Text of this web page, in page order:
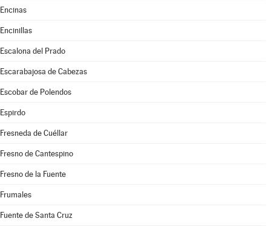
Encinas
Encinillas
Escalona del Prado
Escarabajosa de Cabezas
Escobar de Polendos
Espirdo
Fresneda de Cuéllar
Fresno de Cantespino
Fresno de la Fuente
Frumales
Fuente de Santa Cruz